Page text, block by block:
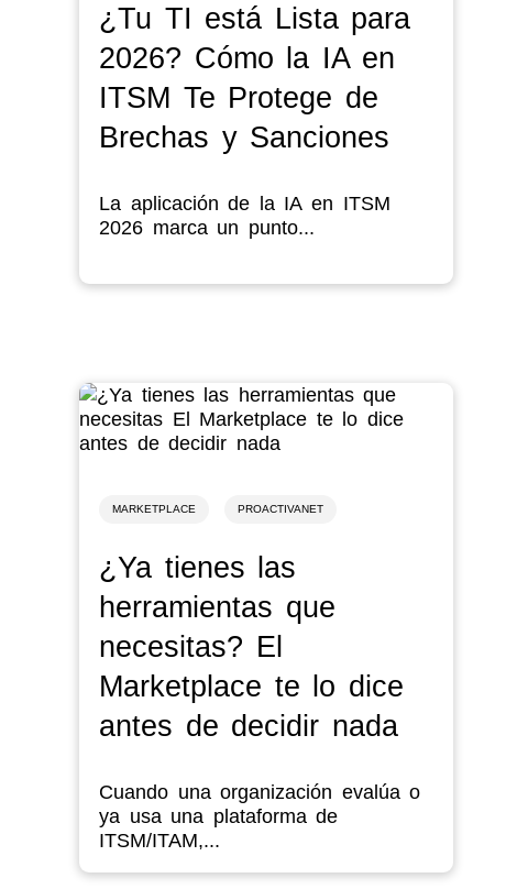
¿Tu TI está Lista para
2026? Cómo la IA en
ITSM Te Protege de
Brechas y Sanciones
La aplicación de la IA en ITSM
2026 marca un punto...
MARKETPLACE PROACTIVANET
¿Ya tienes las
herramientas que
necesitas? El
Marketplace te lo dice
antes de decidir nada
Cuando una organización evalúa o
ya usa una plataforma de
ITSM/ITAM,...